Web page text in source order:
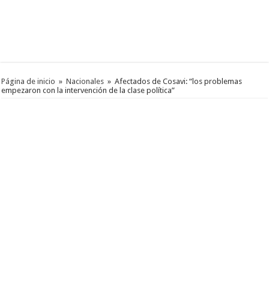
Página de inicio » Nacionales » Afectados de Cosavi: “los problemas
empezaron con la intervención de la clase política”